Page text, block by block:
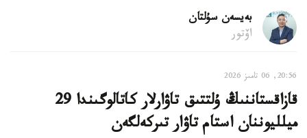
بەيسەن سۇلتان
اۆتور
20:56, 06 تامىز 2026
قازاقستاننىڭ ۇلتتىق تاۋارلار كاتالوگىندا 29
ميلليوننان استام تاۋار تىركەلگەن